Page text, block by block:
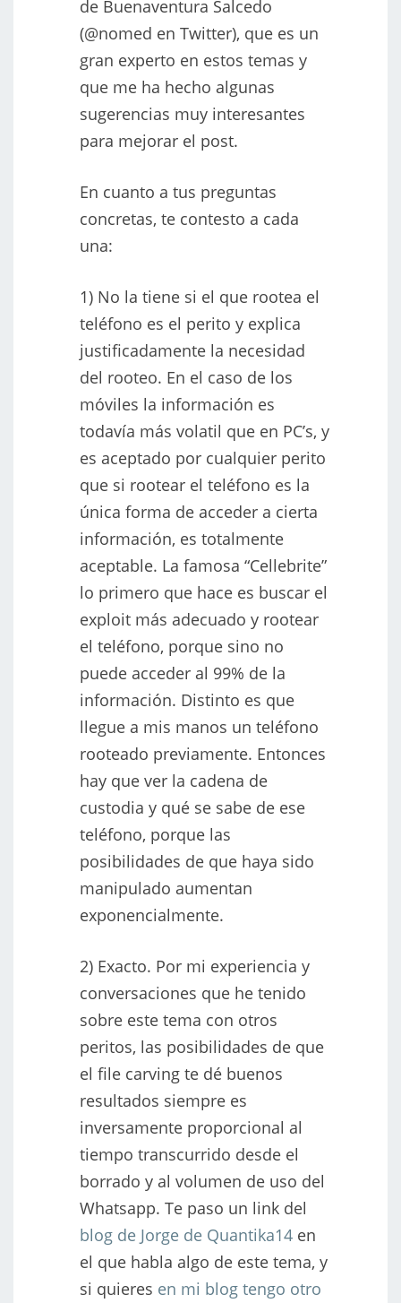
de Buenaventura Salcedo
(@nomed en Twitter), que es un
gran experto en estos temas y
que me ha hecho algunas
sugerencias muy interesantes
para mejorar el post.
En cuanto a tus preguntas
concretas, te contesto a cada
una:
1) No la tiene si el que rootea el
teléfono es el perito y explica
justificadamente la necesidad
del rooteo. En el caso de los
móviles la información es
todavía más volatil que en PC’s, y
es aceptado por cualquier perito
que si rootear el teléfono es la
única forma de acceder a cierta
información, es totalmente
aceptable. La famosa “Cellebrite”
lo primero que hace es buscar el
exploit más adecuado y rootear
el teléfono, porque sino no
puede acceder al 99% de la
información. Distinto es que
llegue a mis manos un teléfono
rooteado previamente. Entonces
hay que ver la cadena de
custodia y qué se sabe de ese
teléfono, porque las
posibilidades de que haya sido
manipulado aumentan
exponencialmente.
2) Exacto. Por mi experiencia y
conversaciones que he tenido
sobre este tema con otros
peritos, las posibilidades de que
el file carving te dé buenos
resultados siempre es
inversamente proporcional al
tiempo transcurrido desde el
borrado y al volumen de uso del
Whatsapp. Te paso un link del
blog de Jorge de Quantika14 en
el que habla algo de este tema, y
si quieres en mi blog tengo otro